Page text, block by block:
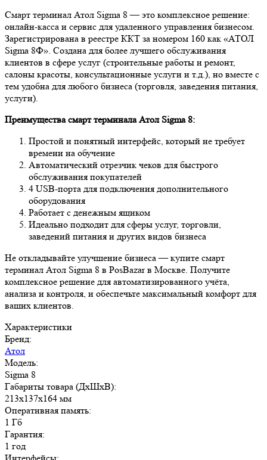
Смарт терминал Атол Sigma 8 — это комплексное решение:
онлайн-касса и сервис для удаленного управления бизнесом.
Зарегистрирована в реестре ККТ за номером 160 как «АТОЛ
Sigma 8Ф». Создана для более лучшего обслуживания
клиентов в сфере услуг (строительные работы и ремонт,
салоны красоты, консультационные услуги и т.д.), но вместе с
тем удобна для любого бизнеса (торговля, заведения питания,
услуги).
Преимущества смарт терминала Атол Sigma 8:
Простой и понятный интерфейс, который не требует
времени на обучение
Автоматический отрезчик чеков для быстрого
обслуживания покупателей
4 USB-порта для подключения дополнительного
оборудования
Работает с денежным ящиком
Идеально подходит для сферы услуг, торговли,
заведений питания и других видов бизнеса
Не откладывайте улучшение бизнеса — купите смарт
терминал Атол Sigma 8 в PosBazar в Москве. Получите
комплексное решение для автоматизированного учёта,
анализа и контроля, и обеспечьте максимальный комфорт для
ваших клиентов.
Характеристики
Бренд:
Атол
Модель:
Sigma 8
Габариты товара (ДxШxВ):
213х137х164 мм
Оперативная память:
1 Гб
Гарантия:
1 год